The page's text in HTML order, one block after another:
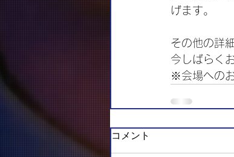
げます。
その他の詳
今しばらく
※会場への
コメント